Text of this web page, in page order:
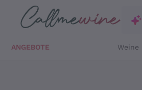
Zum Hauptinhalt springen
ANGEBOTE Weine